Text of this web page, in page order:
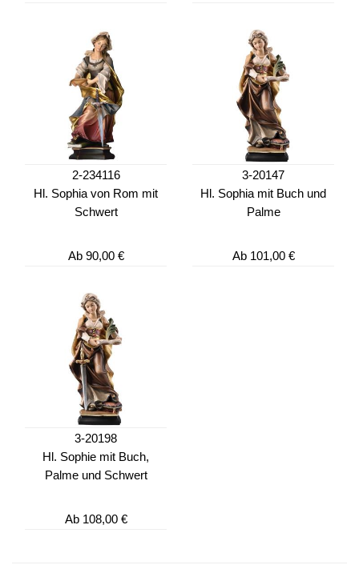
2-234116
Hl. Sophia von Rom mit
Schwert
Ab90,00 €
3-20147
Hl. Sophia mit Buch und
Palme
Ab101,00 €
3-20198
Hl. Sophie mit Buch,
Palme und Schwert
Ab108,00 €